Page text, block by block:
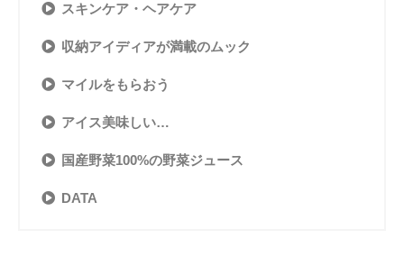
スキンケア・ヘアケア
収納アイディアが満載のムック
マイルをもらおう
アイス美味しい…
国産野菜100%の野菜ジュース
DATA